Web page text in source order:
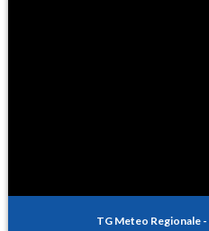
TG Meteo Regionale -